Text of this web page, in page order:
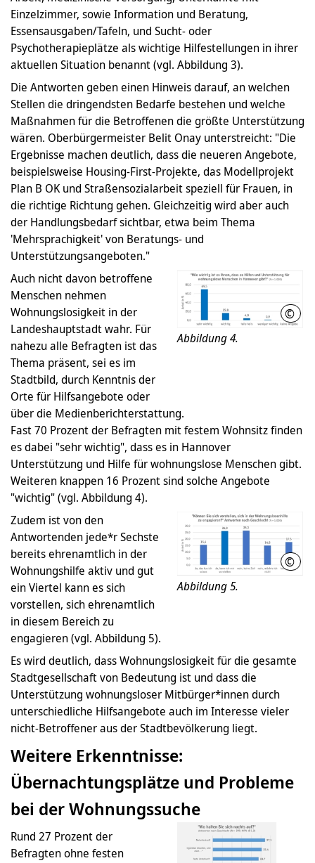
Einzelzimmer, sowie Information und Beratung,
Essensausgaben/Tafeln, und Sucht- oder
Psychotherapieplätze als wichtige Hilfestellungen in ihrer
aktuellen Situation benannt (vgl. Abbildung 3).
Die Antworten geben einen Hinweis darauf, an welchen
Stellen die dringendsten Bedarfe bestehen und welche
Maßnahmen für die Betroffenen die größte Unterstützung
wären. Oberbürgermeister Belit Onay unterstreicht: "Die
Ergebnisse machen deutlich, dass die neueren Angebote,
beispielsweise Housing-First-Projekte, das Modellprojekt
Plan B OK und Straßensozialarbeit speziell für Frauen, in
die richtige Richtung gehen. Gleichzeitig wird aber auch
der Handlungsbedarf sichtbar, etwa beim Thema
'Mehrsprachigkeit' von Beratungs- und
Unterstützungsangeboten."
© LHH
Abbildung 4.
Auch nicht davon betroffene
Menschen nehmen
Wohnungslosigkeit in der
Landeshauptstadt wahr. Für
nahezu alle Befragten ist das
Thema präsent, sei es im
Stadtbild, durch Kenntnis der
Orte für Hilfsangebote oder
über die Medienberichterstattung.
Fast 70 Prozent der Befragten mit festem Wohnsitz finden
es dabei "sehr wichtig", dass es in Hannover
Unterstützung und Hilfe für wohnungslose Menschen gibt.
Weiteren knappen 16 Prozent sind solche Angebote
"wichtig" (vgl. Abbildung 4).
© LHH
Abbildung 5.
Zudem ist von den
Antwortenden jede*r Sechste
bereits ehrenamtlich in der
Wohnungshilfe aktiv und gut
ein Viertel kann es sich
vorstellen, sich ehrenamtlich
in diesem Bereich zu
engagieren (vgl. Abbildung 5).
Es wird deutlich, dass Wohnungslosigkeit für die gesamte
Stadtgesellschaft von Bedeutung ist und dass die
Unterstützung wohnungsloser Mitbürger*innen durch
unterschiedliche Hilfsangebote auch im Interesse vieler
nicht-Betroffener aus der Stadtbevölkerung liegt.
Weitere Erkenntnisse:
Übernachtungsplätze und Probleme
bei der Wohnungssuche
Rund 27 Prozent der
Befragten ohne festen